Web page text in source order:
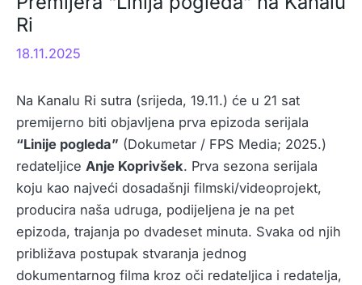
Ri
18.11.2025
Na Kanalu Ri sutra (srijeda, 19.11.) će u 21 sat
premijerno biti objavljena prva epizoda serijala
“Linije pogleda” (Dokumetar / FPS Media; 2025.)
redateljice Anje Koprivšek. Prva sezona serijala
koju kao najveći dosadašnji filmski/videoprojekt,
producira naša udruga, podijeljena je na pet
epizoda, trajanja po dvadeset minuta. Svaka od njih
približava postupak stvaranja jednog
dokumentarnog filma kroz oči redateljica i redatelja,